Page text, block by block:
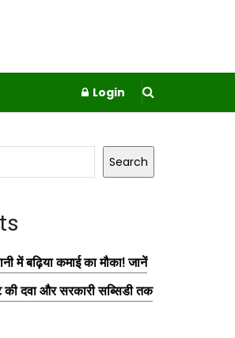
Login
Search
में बढ़िया कमाई का मौका! जानें
दवा और सरकारी सब्सिडी तक